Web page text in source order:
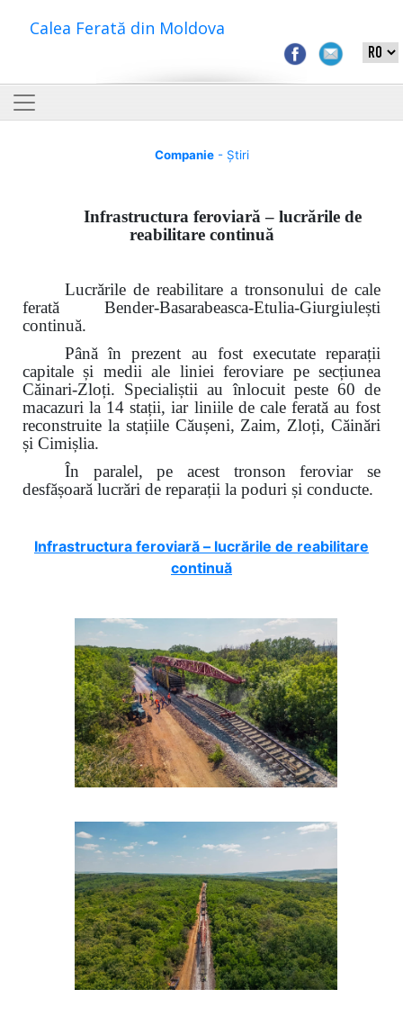
Calea Ferată din Moldova
Companie- Știri
Infrastructura feroviară – lucrările de
reabilitare continuă
Lucrările de reabilitare a tronsonului de cale
ferată Bender-Basarabeasca-Etulia-Giurgiulești
continuă.
Până în prezent au fost executate reparații
capitale și medii ale liniei feroviare pe secțiunea
Căinari-Zloți. Specialiștii au înlocuit peste 60 de
macazuri la 14 stații, iar liniile de cale ferată au fost
reconstruite la stațiile Căușeni, Zaim, Zloți, Căinări
și Cimișlia.
În paralel, pe acest tronson feroviar se
desfășoară lucrări de reparații la poduri și conducte.
Infrastructura feroviară – lucrările de reabilitare
continuă